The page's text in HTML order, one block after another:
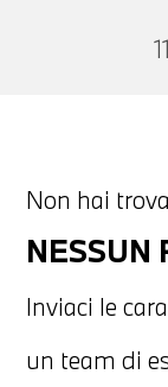
11
Non hai
NESSUN
Inviaci le
un team di